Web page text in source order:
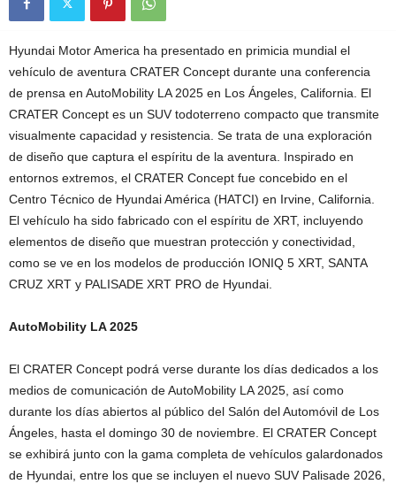
Hyundai Motor America ha presentado en primicia mundial el
vehículo de aventura CRATER Concept durante una conferencia
de prensa en AutoMobility LA 2025 en Los Ángeles, California. El
CRATER Concept es un SUV todoterreno compacto que transmite
visualmente capacidad y resistencia. Se trata de una exploración
de diseño que captura el espíritu de la aventura. Inspirado en
entornos extremos, el CRATER Concept fue concebido en el
Centro Técnico de Hyundai América (HATCI) en Irvine, California.
El vehículo ha sido fabricado con el espíritu de XRT, incluyendo
elementos de diseño que muestran protección y conectividad,
como se ve en los modelos de producción IONIQ 5 XRT, SANTA
CRUZ XRT y PALISADE XRT PRO de Hyundai.
AutoMobility LA 2025
El CRATER Concept podrá verse durante los días dedicados a los
medios de comunicación de AutoMobility LA 2025, así como
durante los días abiertos al público del Salón del Automóvil de Los
Ángeles, hasta el domingo 30 de noviembre. El CRATER Concept
se exhibirá junto con la gama completa de vehículos galardonados
de Hyundai, entre los que se incluyen el nuevo SUV Palisade 2026,